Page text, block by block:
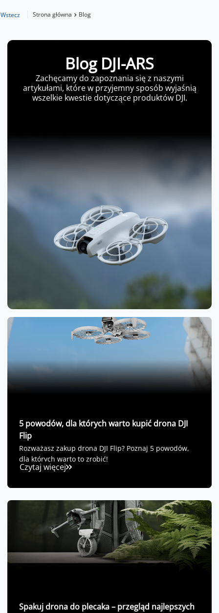
Wstecz Strona główna Blog
Blog DJI-ARS
Zachęcamy do zapoznania się z naszymi
artykułami, które w przyjemny sposób wyjaśnią
wszelkie kwestie dotyczące produktów DJI.
5 powodów, dla których warto kupić drona DJI
Flip
Rozważasz zakup drona DJI Flip? Poznaj 5 powodów,
dla których warto to zrobić!
Czytaj więcej
Spakuj drona do plecaka – przegląd najlepszych